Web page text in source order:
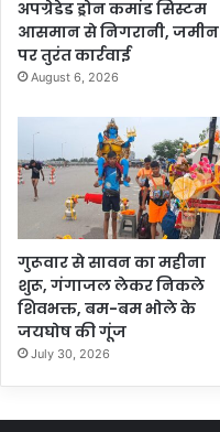
अपग्रेडेड ड्रोन कमांड सिस्टम
आसमान से निगरानी, जमीन
पर तुरंत कार्रवाई
August 6, 2026
गुरूवार से सावन का महीना
शुरू, गंगाजल लेकर निकले
शिवभक्त, बम-बम भोले के
जयघोष की गूंज
July 30, 2026